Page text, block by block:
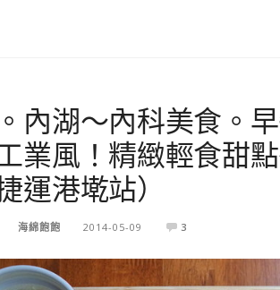
內湖～內科美食。
業風！精緻輕食甜
運港墘站）
海綿飽飽 2014-05-09 3